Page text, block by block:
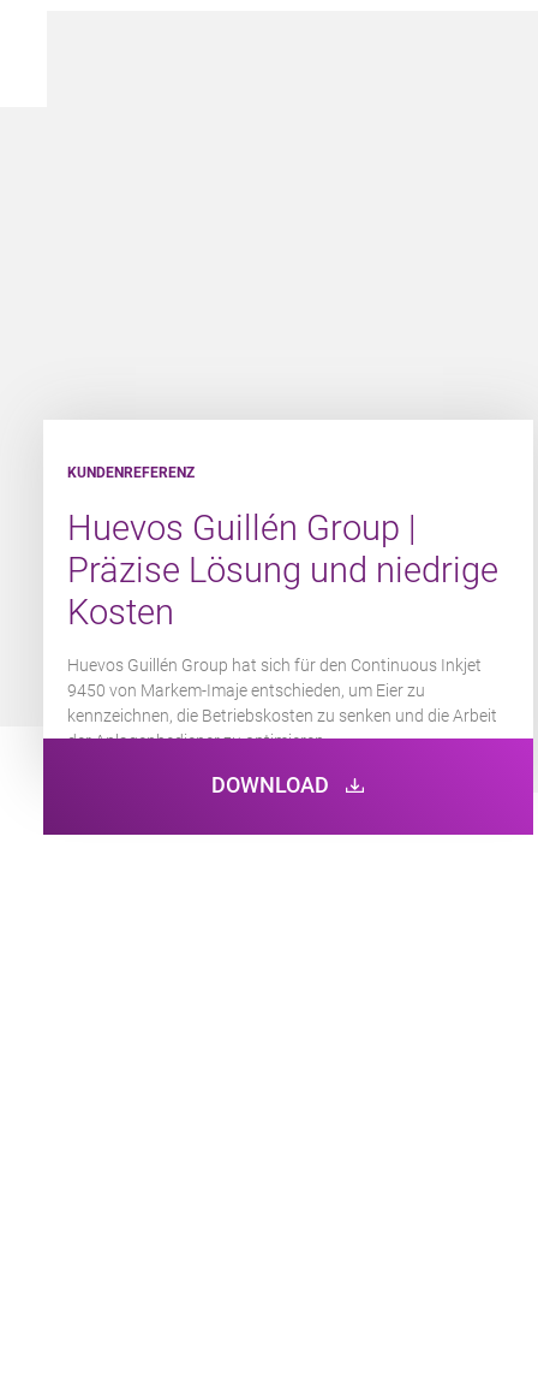
KUNDENREFERENZ
Huevos Guillén Group |
Präzise Lösung und niedrige
Kosten
Huevos Guillén Group hat sich für den Continuous Inkjet
9450 von Markem-Imaje entschieden, um Eier zu
kennzeichnen, die Betriebskosten zu senken und die Arbeit
der Anlagenbediener zu optimieren.
DOWNLOAD